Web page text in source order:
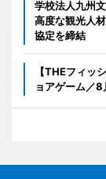
学校法人九州
高度な観光人
協定を締結
【THEフィッ
ョアゲーム／